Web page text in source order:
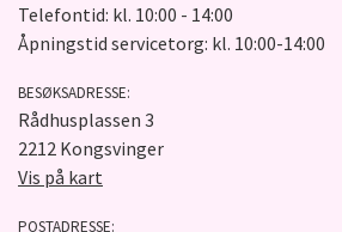
Telefontid: kl. 10:00 - 14:00
Åpningstid servicetorg: kl. 10:00-14:00
BESØKSADRESSE:
Rådhusplassen 3
2212 Kongsvinger
Vis på kart
POSTADRESSE: